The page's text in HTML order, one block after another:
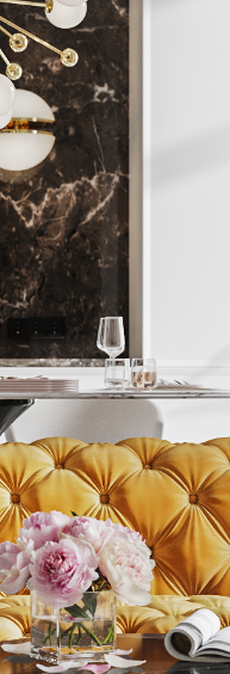
другой
планировкой